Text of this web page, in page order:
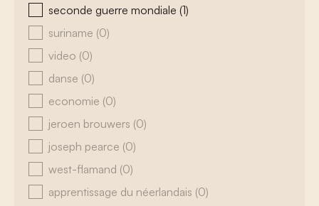
seconde guerre mondiale (1)
suriname (0)
video (0)
danse (0)
economie (0)
jeroen brouwers (0)
joseph pearce (0)
west-flamand (0)
apprentissage du néerlandais (0)